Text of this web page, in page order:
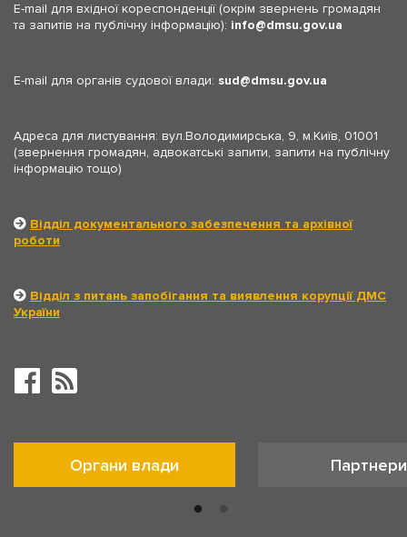
E-mail для вхідної кореспонденції (окрім звернень громадян
та запитів на публічну інформацію): info dmsu.gov.ua
E-mail для органів судової влади: sud dmsu.gov.ua
Адреса для листування: вул.Володимирська, 9, м.Київ, 01001
(звернення громадян, адвокатські запити, запити на публічну
інформацію тощо)
Відділ документального забезпечення та архівної
роботи
Відділ з питань запобігання та виявлення корупції ДМС
України
Органи влади Партнери